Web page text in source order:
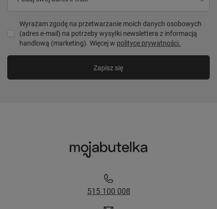
Wyrażam zgodę na przetwarzanie moich danych osobowych
(adres e-mail) na potrzeby wysyłki newslettera z informacją
handlową (marketing). Więcej w polityce prywatności.
Zapisz się
515 100 008